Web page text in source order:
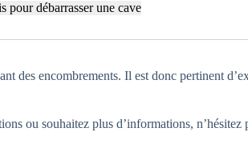
pour débarrasser une cave
des encombrements. Il est donc pertinent
ou souhaitez plus d’informations, n’hésitez